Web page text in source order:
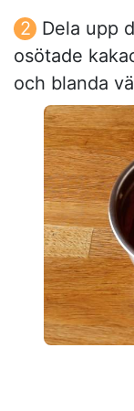
Dela upp
osötade
och blanda